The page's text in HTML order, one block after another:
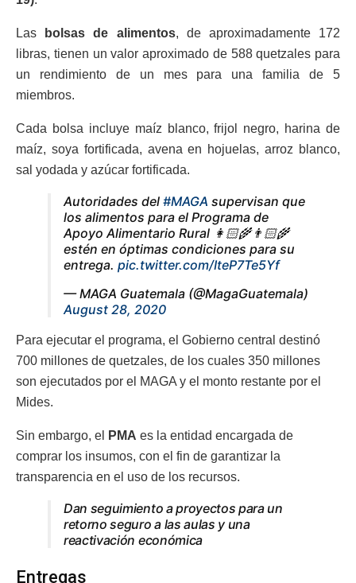
Las bolsas de alimentos, de aproximadamente 172
libras, tienen un valor aproximado de 588 quetzales para
un rendimiento de un mes para una familia de 5
miembros.
Cada bolsa incluye maíz blanco, frijol negro, harina de
maíz, soya fortificada, avena en hojuelas, arroz blanco,
sal yodada y azúcar fortificada.
Autoridades del #MAGA supervisan que
los alimentos para el Programa de
Apoyo Alimentario Rural 👩🏻‍🌾👨🏻‍🌾
estén en óptimas condiciones para su
entrega. pic.twitter.com/IteP7Te5Yf
— MAGA Guatemala (@MagaGuatemala)
August 28, 2020
Para ejecutar el programa, el Gobierno central destinó
700 millones de quetzales, de los cuales 350 millones
son ejecutados por el MAGA y el monto restante por el
Mides.
Sin embargo, el PMA es la entidad encargada de
comprar los insumos, con el fin de garantizar la
transparencia en el uso de los recursos.
Dan seguimiento a proyectos para un
retorno seguro a las aulas y una
reactivación económica
Entregas